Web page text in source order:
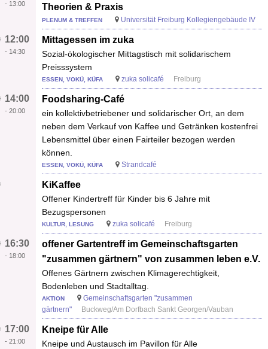
Theorien & Praxis
- 13:00
PLENUM & TREFFEN Universität Freiburg Kollegiengebäude IV
Mittagessen im zuka
Sozial-ökologischer Mittagstisch mit solidarischem
Preisssystem
12:00
- 14:30
ESSEN, VOKÜ, KÜFA zuka solicafé Freiburg
Foodsharing-Café
ein kollektivbetriebener und solidarischer Ort, an dem
neben dem Verkauf von Kaffee und Getränken kostenfrei
Lebensmittel über einen Fairteiler bezogen werden
können.
14:00
- 20:00
ESSEN, VOKÜ, KÜFA Strandcafé
KiKaffee
Offener Kindertreff für Kinder bis 6 Jahre mit
Bezugspersonen
KULTUR, LESUNG zuka solicafé Freiburg
offener Gartentreff im Gemeinschaftsgarten
"zusammen gärtnern" von zusammen leben e.V.
Offenes Gärtnern zwischen Klimagerechtigkeit,
Bodenleben und Stadtalltag.
16:30
- 18:00
AKTION
Gemeinschaftsgarten "zusammen
gärtnern"
Buckweg/Am Dorfbach Sankt Georgen/Vauban
Kneipe für Alle
Kneipe und Austausch im Pavillon für Alle
17:00
- 21:00